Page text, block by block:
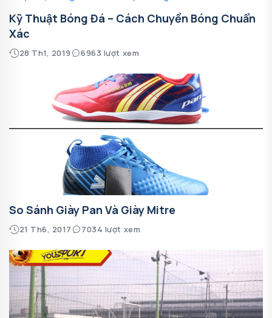
Kỹ Thuật Bóng Đá – Cách Chuyền Bóng Chuẩn
Xác
28 Th1, 2019 6963 lượt xem
So Sánh Giày Pan Và Giày Mitre
21 Th6, 2017 7034 lượt xem